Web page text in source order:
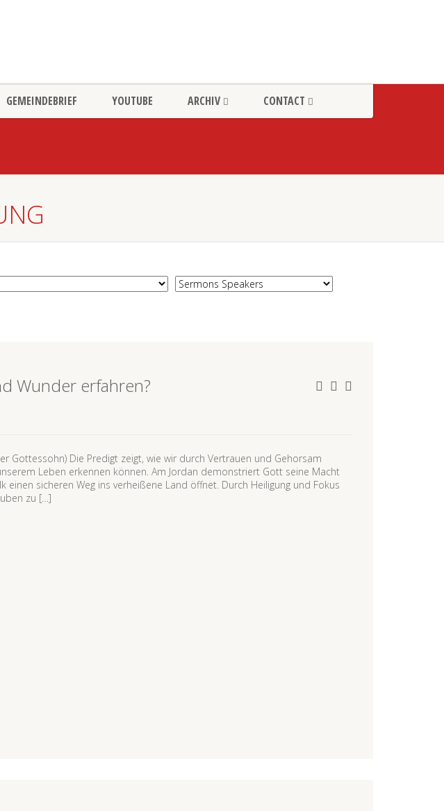
GEMEINDEBRIEF YOUTUBE ARCHIV CONTACT
Wunder erfahren?
Gottessohn) Die Predigt zeigt, wie wir durch Vertrauen und Gehorsam
Leben erkennen können. Am Jordan demonstriert Gott seine Macht
einen sicheren Weg ins verheißene Land öffnet. Durch Heiligung und Fokus
zu […]